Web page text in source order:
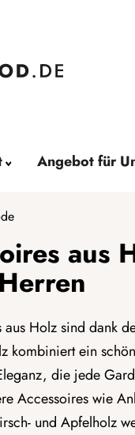
Angebot für
aus
aus Holz sind dank
kombiniert ein
die jede
Accessoires wie
und Apfelholz